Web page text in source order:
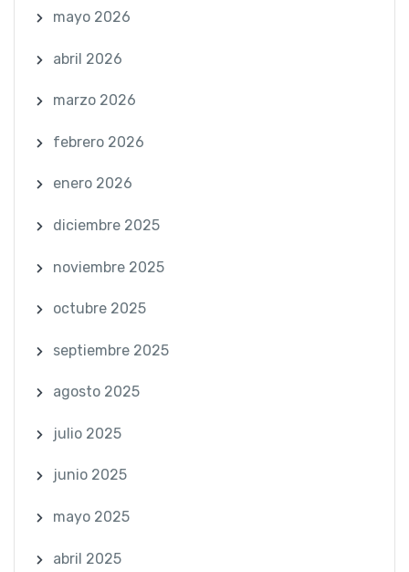
mayo 2026
abril 2026
marzo 2026
febrero 2026
enero 2026
diciembre 2025
noviembre 2025
octubre 2025
septiembre 2025
agosto 2025
julio 2025
junio 2025
mayo 2025
abril 2025